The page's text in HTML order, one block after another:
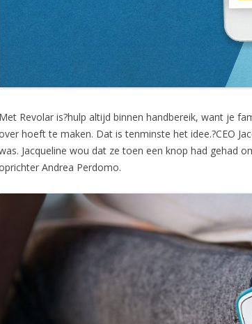
Met Revolar is?hulp altijd binnen handbereik, want je
hoeft te maken. Dat is tenminste het idee.?CEO
Jacqueline wou dat ze toen een knop had gehad
Andrea Perdomo.